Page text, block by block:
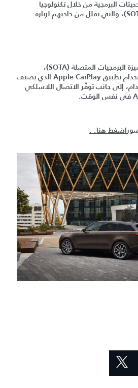
البرمجية من خلال تكنولوجيا
"البرمجيات المتصلة" (SOTA)، والتي تقلل من حاجتهم لزيارة
كما تتوفر لموديل 2021 ميزة البرمجيات المتصلة (SOTA)،
والاتصال اللاسلكي باستخدام تطبيق Apple CarPlay الذي يضيف
، إلى جانب توفّر الاتصال اللاسلكي
اضغط هنا. .